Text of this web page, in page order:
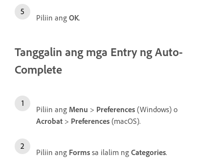
Piliin ang OK.
Tanggalin ang mga Entry ng Auto-
Complete
Piliin ang Menu > Preferences (Windows) o
Acrobat > Preferences (macOS).
Piliin ang Forms sa ilalim ng Categories.